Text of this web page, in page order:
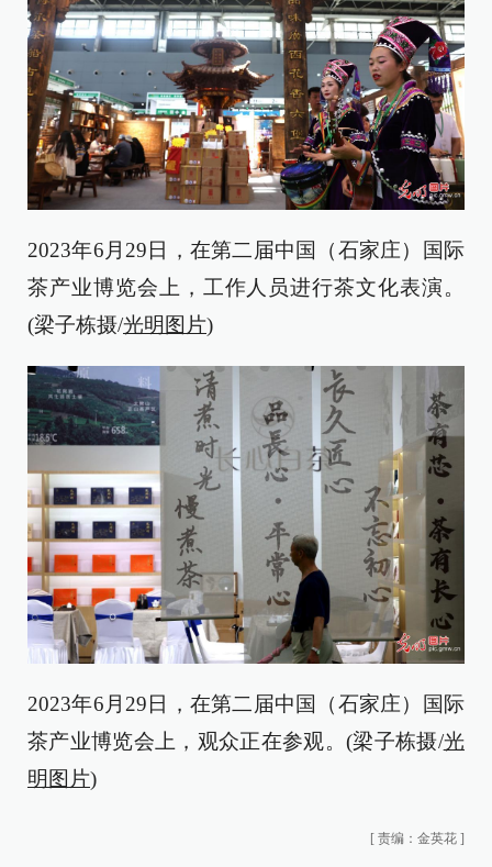
2023年6月29日，在第二届中国（石家庄）国际
茶产业博览会上，工作人员进行茶文化表演。
(梁子栋摄/光明图片)
2023年6月29日，在第二届中国（石家庄）国际
茶产业博览会上，观众正在参观。(梁子栋摄/光
明图片)
[ 责编：金英花 ]